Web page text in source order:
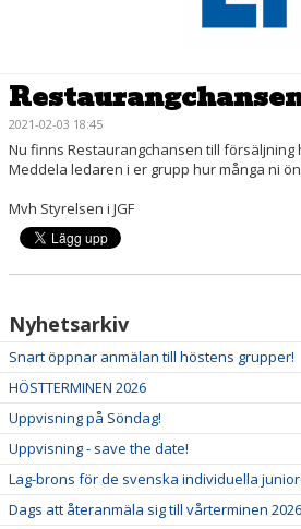
VILL DU BLI LEDARE?
ANMÄL DIG HÄR
KALENDER
2021-02-03 18:45
Nu finns Restaurangchansen till försäljning
Meddela ledaren i er grupp hur många ni
Mvh Styrelsen i JGF
Nyhetsarkiv
Snart öppnar anmälan till höstens grupper!
HÖSTTERMINEN 2026
Uppvisning på Söndag!
Uppvisning - save the date!
Lag-brons för de svenska individuella
Dags att återanmäla sig till vårterminen 2026